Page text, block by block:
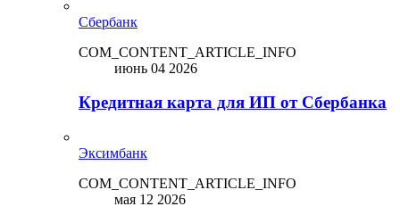
Сбербанк
COM_CONTENT_ARTICLE_INFO
июнь 04 2026
Кредитная карта для ИП от Сбербанка
Эксимбанк
COM_CONTENT_ARTICLE_INFO
мая 12 2026